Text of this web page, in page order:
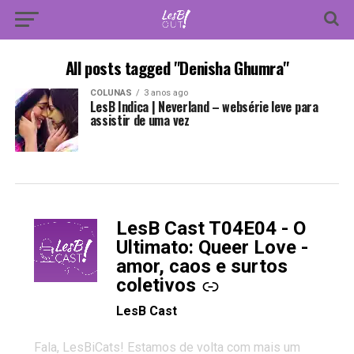
All posts tagged "Denisha Ghumra"
COLUNAS 3 anos ago
LesB Indica | Neverland – websérie leve para
assistir de uma vez
LesB Cast T04E04 - O
Ultimato: Queer Love -
amor, caos e surtos
coletivos
-
LesB Cast
Fala, LesBiCats! Estamos de volta com mais um